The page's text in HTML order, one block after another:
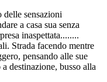
sensazioni
a casa sua senza
inaspettata........
Strada facendo mentre
pensando alle sue
destinazione, busso alla